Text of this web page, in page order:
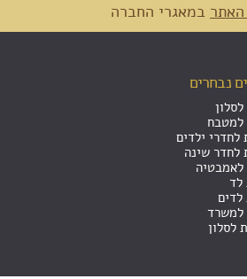
האתר במאגרי החברה
נבחרים
למטבח
לחדרי ילדים
לחדר שינה
לאמבטיה
לד
למשרד
לסלון